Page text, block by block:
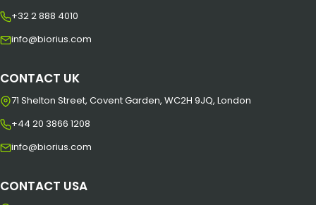
+32 2 888 4010
info@biorius.com
CONTACT UK
71 Shelton Street, Covent Garden, WC2H 9JQ, London
+44 20 3866 1208
info@biorius.com
CONTACT USA